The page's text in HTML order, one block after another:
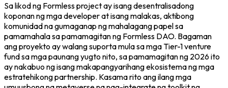
Sa likod ng Formless project ay isang desentralisadong
koponan ng mga developer at isang malakas, aktibong
komunidad na gumaganap ng mahalagang papel sa
pamamahala sa pamamagitan ng Formless DAO. Bagaman
ang proyekto ay walang suporta mula sa mga Tier-1 venture
fund sa mga paunang yugto nito, sa pamamagitan ng 2026 ito
ay nakabuo ng isang makapangyarihang ekosistema ng mga
estratehikong partnership. Kasama rito ang ilang mga